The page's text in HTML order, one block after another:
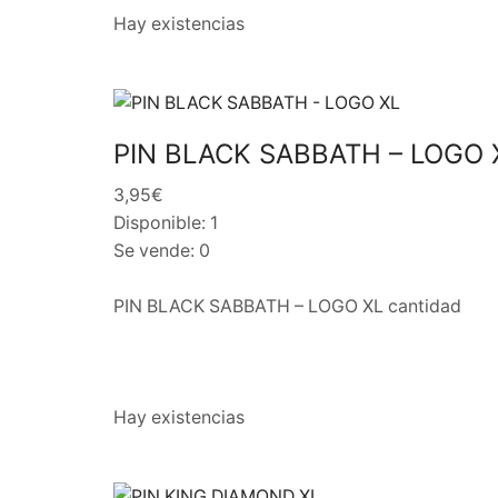
Hay existencias
PIN BLACK SABBATH – LOGO
3,95€
Disponible: 1
Se vende: 0
PIN BLACK SABBATH – LOGO XL cantidad
Hay existencias